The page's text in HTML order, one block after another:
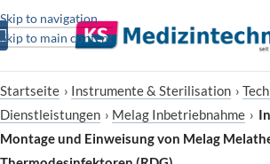
Skip to navigation
Skip to main content
Startseite › Instrumente & Sterilisation ›
Dienstleistungen › Melag Inbetriebnahme ›
Montage und Einweisung von Melag